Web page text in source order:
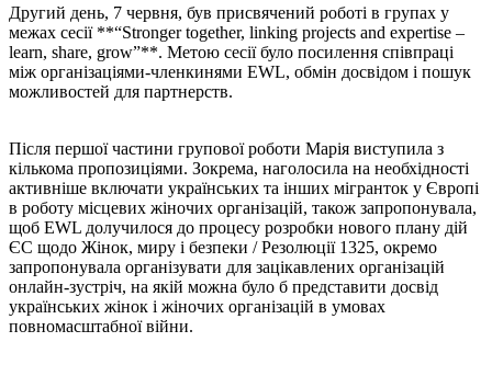
Другий день, 7 червня, був присвячений роботі в групах у
межах сесії **“Stronger together, linking projects and expertise –
learn, share, grow”**. Метою сесії було посилення співпраці
між організаціями-членкинями EWL, обмін досвідом і пошук
можливостей для партнерств.
Після першої частини групової роботи Марія виступила з
кількома пропозиціями. Зокрема, наголосила на необхідності
активніше включати українських та інших мігранток у Європі
в роботу місцевих жіночих організацій, також запропонувала,
щоб EWL долучилося до процесу розробки нового плану дій
ЄС щодо Жінок, миру і безпеки / Резолюції 1325, окремо
запропонувала організувати для зацікавлених організацій
онлайн-зустріч, на якій можна було б представити досвід
українських жінок і жіночих організацій в умовах
повномасштабної війни.